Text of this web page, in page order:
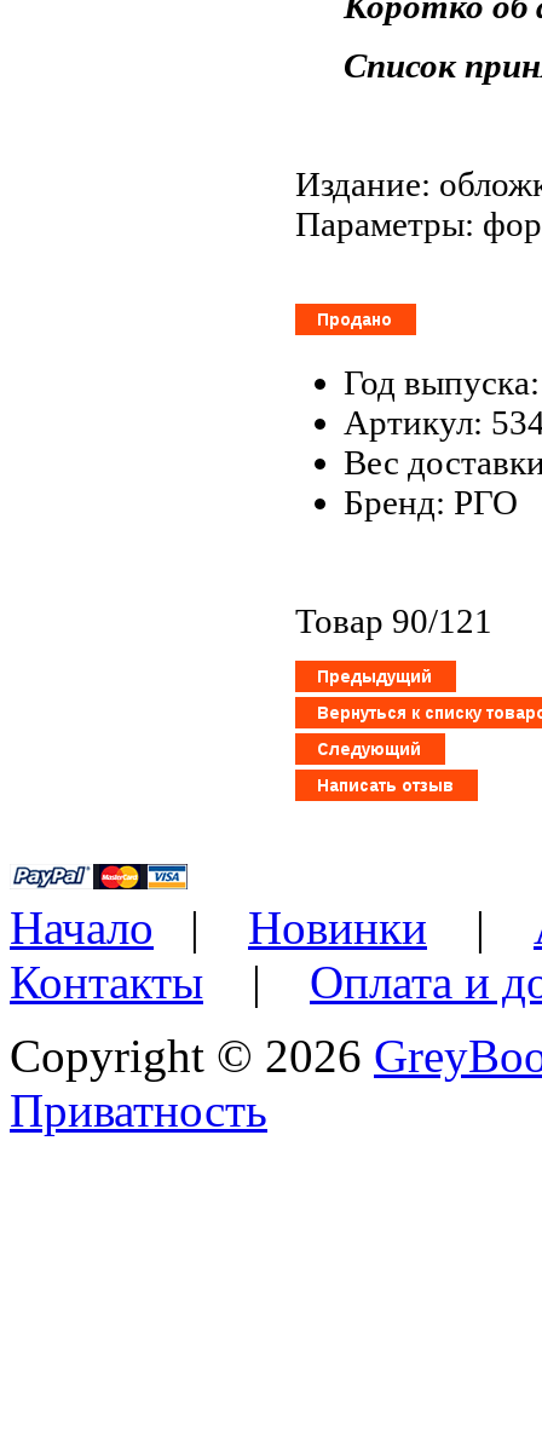
Список
Издание:
Параметры:
Год
Артикул:
Вес
Бренд: РГО
Товар 90/121
Начало | Новинки |
Контакты | Оплата и
Copyright © 2026
Приватность